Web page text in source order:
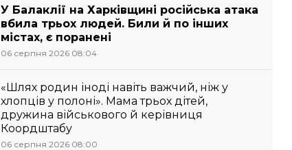
У Балаклії на Харківщині російська атака
вбила трьох людей. Били й по інших
містах, є поранені
06 серпня 2026 08:04
«Шлях родин іноді навіть важчий, ніж у
хлопців у полоні». Мама трьох дітей,
дружина військового й керівниця
Коордштабу
06 серпня 2026 08:00